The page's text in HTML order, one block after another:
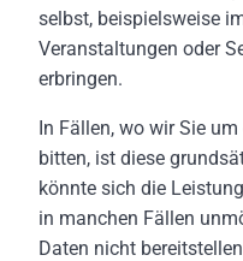
selbst, beispielsweise
Veranstaltungen oder
erbringen.
In Fällen, wo wir Sie
bitten, ist diese
könnte sich die
in manchen Fällen
Daten nicht